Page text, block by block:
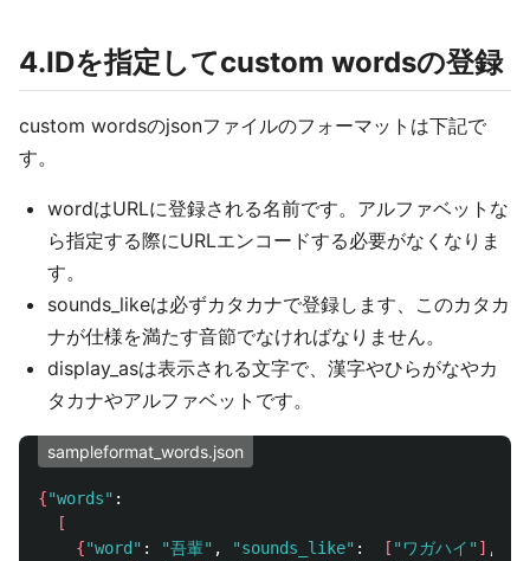
4.IDを指定してcustom wordsの登録
custom wordsのjsonファイルのフォーマットは下記で
す。
wordはURLに登録される名前です。アルファベットな
ら指定する際にURLエンコードする必要がなくなりま
す。
sounds_likeは必ずカタカナで登録します、このカタカ
ナが仕様を満たす音節でなければなりません。
display_asは表示される文字で、漢字やひらがなやカ
タカナやアルファベットです。
sampleformat_words.json
{"words" :
[
{"word" : "吾輩" , "sounds_like" : [ "ワガハイ" ] ,